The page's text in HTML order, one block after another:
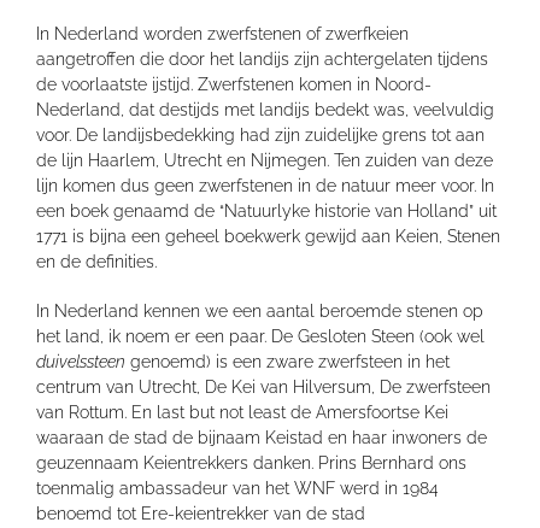
In Nederland worden zwerfstenen of zwerfkeien
aangetroffen die door het landijs zijn achtergelaten tijdens
de voorlaatste ijstijd. Zwerfstenen komen in Noord-
Nederland, dat destijds met landijs bedekt was, veelvuldig
voor. De landijsbedekking had zijn zuidelijke grens tot aan
de lijn Haarlem, Utrecht en Nijmegen. Ten zuiden van deze
lijn komen dus geen zwerfstenen in de natuur meer voor. In
een boek genaamd de “Natuurlyke historie van Holland” uit
1771 is bijna een geheel boekwerk gewijd aan Keien, Stenen
en de definities.
In Nederland kennen we een aantal beroemde stenen op
het land, ik noem er een paar. De Gesloten Steen (ook wel
duivelssteen genoemd) is een zware zwerfsteen in het
centrum van Utrecht, De Kei van Hilversum, De zwerfsteen
van Rottum. En last but not least de Amersfoortse Kei
waaraan de stad de bijnaam Keistad en haar inwoners de
geuzennaam Keientrekkers danken. Prins Bernhard ons
toenmalig ambassadeur van het WNF werd in 1984
benoemd tot Ere-keientrekker van de stad